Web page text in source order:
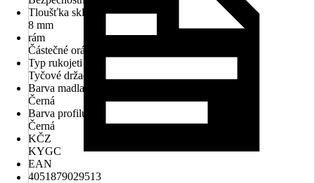
Tloušťka skla
8 mm
rám
Částečné orámování
Typ rukojeti
Tyčové držadlo
Barva madla
Černá
Barva profilu
Černá
KČZ
KYGC
EAN
4051879029513